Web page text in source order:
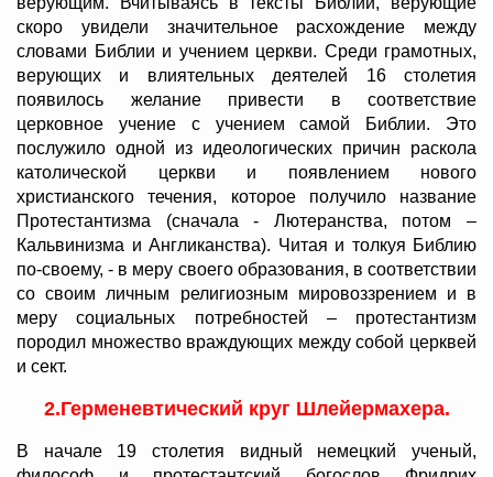
скоро увидели значительное расхождение между
словами Библии и учением церкви. Среди грамотных,
верующих и влиятельных деятелей 16 столетия
появилось желание привести в соответствие
церковное учение с учением самой Библии. Это
послужило одной из идеологических причин раскола
католической церкви и появлением нового
христианского течения, которое получило название
Протестантизма (сначала - Лютеранства, потом –
Кальвинизма и Англиканства). Читая и толкуя Библию
по-своему, - в меру своего образования, в соответствии
со своим личным религиозным мировоззрением и в
меру социальных потребностей – протестантизм
породил множество враждующих между собой церквей
и сект.
2.Герменевтический круг Шлейермахера.
В начале 19 столетия видный немецкий ученый,